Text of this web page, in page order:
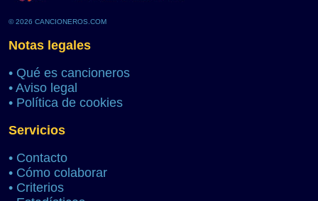
© 2026 CANCIONEROS.COM
Notas legales
• Qué es cancioneros
• Aviso legal
• Política de cookies
Servicios
• Contacto
• Cómo colaborar
• Criterios